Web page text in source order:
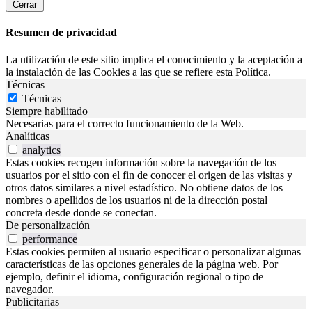
Cerrar
Resumen de privacidad
La utilización de este sitio implica el conocimiento y la aceptación a
la instalación de las Cookies a las que se refiere esta Política.
Técnicas
Técnicas
Siempre habilitado
Necesarias para el correcto funcionamiento de la Web.
Analíticas
analytics
Estas cookies recogen información sobre la navegación de los
usuarios por el sitio con el fin de conocer el origen de las visitas y
otros datos similares a nivel estadístico. No obtiene datos de los
nombres o apellidos de los usuarios ni de la dirección postal
concreta desde donde se conectan.
De personalización
performance
Estas cookies permiten al usuario especificar o personalizar algunas
características de las opciones generales de la página web. Por
ejemplo, definir el idioma, configuración regional o tipo de
navegador.
Publicitarias